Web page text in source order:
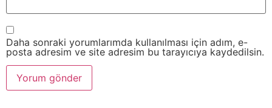
Daha sonraki yorumlarımda kullanılması için adım, e-
posta adresim ve site adresim bu tarayıcıya kaydedilsin.